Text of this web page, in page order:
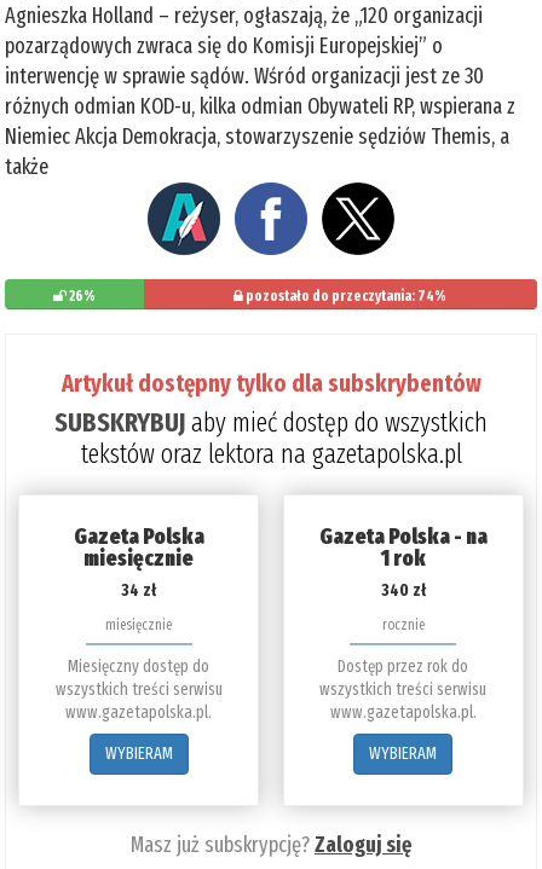
Agnieszka Holland – reżyser, ogłaszają, że „120 organizacji
pozarządowych zwraca się do Komisji Europejskiej” o
interwencję w sprawie sądów. Wśród organizacji jest ze 30
różnych odmian KOD-u, kilka odmian Obywateli RP, wspierana z
Niemiec Akcja Demokracja, stowarzyszenie sędziów Themis, a
także
26% pozostało do przeczytania: 74%
Artykuł dostępny tylko dla subskrybentów
SUBSKRYBUJaby mieć dostęp do wszystkich
tekstów oraz lektora na gazetapolska.pl
Gazeta Polska
miesięcznie
34 zł
miesięcznie
Miesięczny dostęp do
wszystkich treści serwisu
www.gazetapolska.pl.
WYBIERAM
Gazeta Polska - na
1 rok
340 zł
rocznie
Dostęp przez rok do
wszystkich treści serwisu
www.gazetapolska.pl.
WYBIERAM
Masz już subskrypcję?Zaloguj się